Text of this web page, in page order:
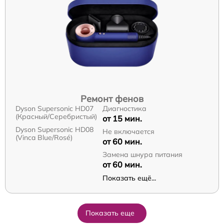
Ремонт фенов
Dyson Supersonic HD07
(Красный/Серебристый)
Dyson Supersonic HD08
(Vinca Blue/Rosé)
Диагностика
от 15 мин.
Не включается
от 60 мин.
Замена шнура питания
от 60 мин.
Показать ещё...
Показать еще